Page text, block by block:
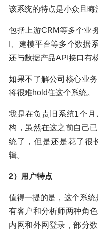
该系统的特点是小众且晦
包括上游CRM等多个业
I、建模平台等多个数据
还与数据产品API接口有
如果不了解公司核心业
将很难hold住这个系统。
我是在负责旧系统1个
构，虽然在这之前自己
统了，但是还是花了很
辑。
2）用户特点
值得一提的是，这个系统
有客户和分析师两种角
内网和外网登录，部分